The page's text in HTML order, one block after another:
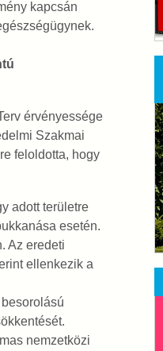
kapcsán
érvényessége
Szakmai
feloldotta, hogy
adott területre
esetén.
Az eredeti
ellenkezik a
nemzetközi